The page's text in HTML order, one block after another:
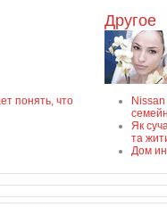
понять, что
Другое
Як
та
Дом